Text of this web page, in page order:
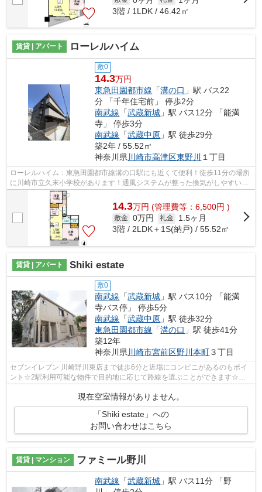
3階 / 1LDK / 46.42㎡
賃貸 | アパート ローレルハイム
敷0
14.3万円
東急田園都市線 「溝の口 」駅 バス22
分 「千年住宅前」 停歩2分
南武線 「武蔵新城 」駅 バス12分 「能満
寺」 停歩3分
南武線 「武蔵中原 」駅 徒歩29分
築2年 / 55.52㎡
神奈川県 川崎市高津区東野川 １丁目
ローレルハイム：東急田園都市線溝の口駅にも近くて便利！徒歩11分の場所
に川崎市立久末小学校があります！通風システムが整った換気がしやすい物
件です！この物件は内観も綺麗で設備...
14.3万円 (管理費等：6,500円 )
敷金 0万円 礼金
1.5ヶ月
3階 / 2LDK＋1S(納戸) / 55.52㎡
賃貸 | アパート Shiki estate
敷0
南武線 「武蔵新城 」駅 バス10分 「能満
寺バス停」 停歩5分
南武線 「武蔵中原 」駅 徒歩32分
東急田園都市線 「溝の口 」駅 徒歩41分
築12年
神奈川県 川崎市宮前区野川本町３丁目
セブンイレブン 川崎野川東店まで徒歩6分と近場にコンビニがあるのもポイ
ント☆2駅利用可能な物件で目的地に応じて路線を選ぶことができます☆こ
現在空室情報がありません。
「Shiki estate」への
お問い合わせはこちら
賃貸 | マンション ファミール野川
南武線 「武蔵新城 」駅 バス11分 「野